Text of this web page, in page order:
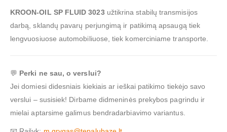
KROON-OIL SP FLUID 3023užtikrina stabilų transmisijos
darbą, sklandų pavarų perjungimą ir patikimą apsaugą tiek
lengvuosiuose automobiliuose, tiek komerciniame transporte.
💬 Perki ne sau, o verslui?
Jei domiesi didesniais kiekiais ar ieškai patikimo tiekėjo savo
verslui – susisiek! Dirbame didmeninės prekybos pagrindu ir
mielai aptarsime galimus bendradarbiavimo variantus.